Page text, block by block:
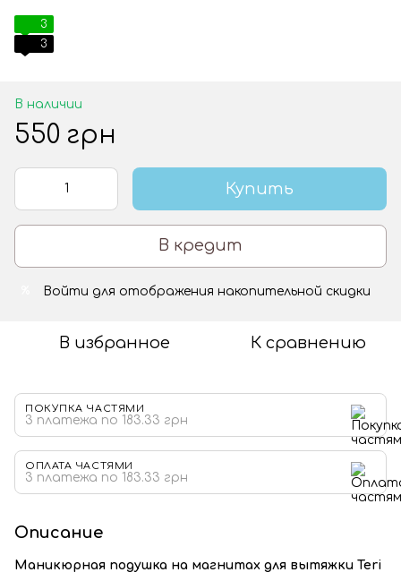
3
3
В наличии
550 грн
Купить
В кредит
Войти для отображения накопительной скидки
В избранное К сравнению
ПОКУПКА ЧАСТЯМИ
3 платежа по 183.33 грн
ОПЛАТА ЧАСТЯМИ
3 платежа по 183.33 грн
Описание
Маникюрная подушка на магнитах для вытяжки Teri